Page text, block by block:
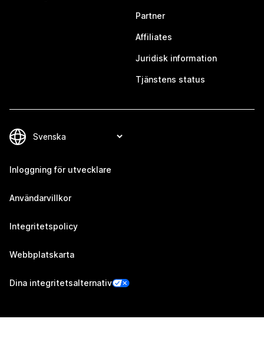
Partner
Affiliates
Juridisk information
Tjänstens status
Inloggning för utvecklare
Användarvillkor
Integritetspolicy
Webbplatskarta
Dina integritetsalternativ